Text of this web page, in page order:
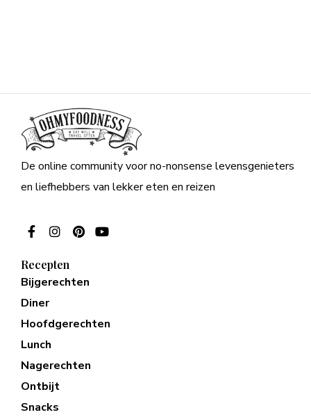
De online community voor no-nonsense levensgenieters
en liefhebbers van lekker eten en reizen
Recepten
Bijgerechten
Diner
Hoofdgerechten
Lunch
Nagerechten
Ontbijt
Snacks